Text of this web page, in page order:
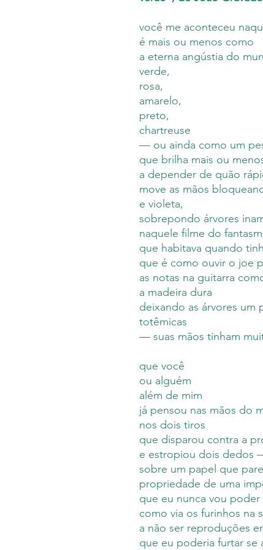
você me aconteceu
é mais ou menos como
a eterna angústia do
verde,
rosa,
amarelo,
preto,
chartreuse
— ou ainda como um
que brilha mais ou
a depender de quão
move as mãos
e violeta,
sobrepondo árvores
naquele filme do
que habitava quando
que é como ouvir o joe
as notas na guitarra
a madeira dura
deixando as árvores um
totêmicas
— suas mãos tinham
que você
ou alguém
além de mim
já pensou nas mãos do
nos dois tiros
que disparou contra a
e estropiou dois dedos
sobre um papel que
propriedade de uma
que eu nunca vou
como via os furinhos na
a não ser reproduções
que eu poderia furtar se